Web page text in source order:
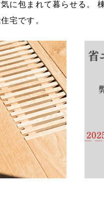
に包まれて暮らせる。
宅です。